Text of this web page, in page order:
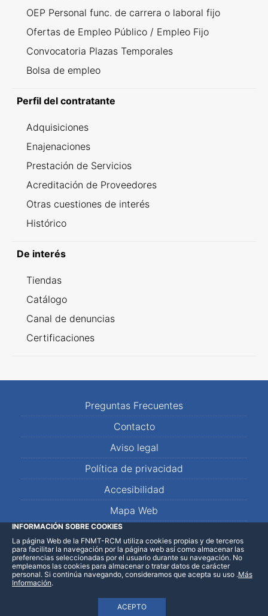
OEP Personal func. de carrera o laboral fijo
Ofertas de Empleo Público / Empleo Fijo
Convocatoria Plazas Temporales
Bolsa de empleo
Perfil del contratante
Adquisiciones
Enajenaciones
Prestación de Servicios
Acreditación de Proveedores
Otras cuestiones de interés
Histórico
De interés
Tiendas
Catálogo
Canal de denuncias
Certificaciones
Preguntas Frecuentes
Contacto
Aviso legal
Política de privacidad
Accesibilidad
Mapa Web
LinkedInFacebookWhatsApp
INFORMACIÓN SOBRE COOKIES
La página Web de la FNMT-RCM utiliza cookies propias y de terceros
para facilitar la navegación por la página web así como almacenar las
preferencias seleccionadas por el usuario durante su navegación. No
empleamos las cookies para almacenar o tratar datos de carácter
personal. Si continúa navegando, consideramos que acepta su uso
ACEPTO
.Más
Información.